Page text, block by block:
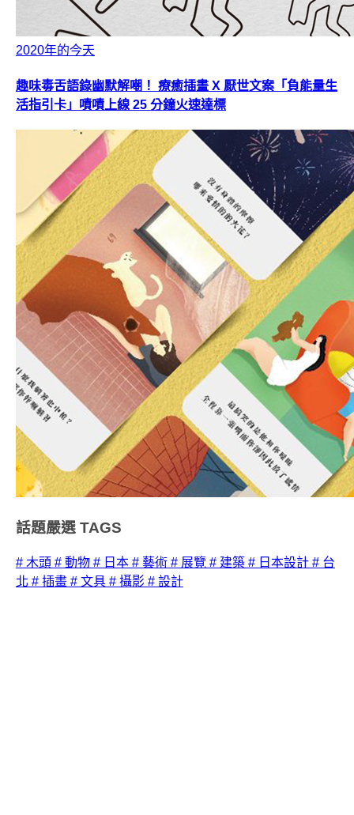
2020年的今天
趣味毒舌語錄幽默解嘲！ 療癒插畫 X 厭世文案「負能量生
活指引卡」嘖嘖上線 25 分鐘火速達標
話題嚴選 TAGS
# 木頭 # 動物 # 日本 # 藝術 # 展覽 # 建築 # 日本設計 # 台
北 # 插畫 # 文具 # 攝影 # 設計